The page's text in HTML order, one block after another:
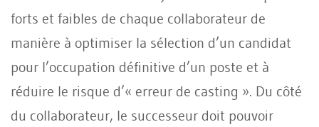
forts et faibles de chaque collaborateur de
manière à optimiser la sélection d’un candidat
pour l’occupation définitive d’un poste et à
réduire le risque d’« erreur de casting ». Du côté
du collaborateur, le successeur doit pouvoir